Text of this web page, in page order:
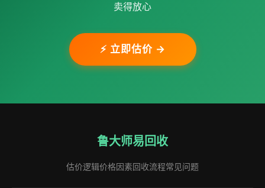
卖得放心
⚡ 立即估价 →
鲁大师易回收
估价逻辑价格因素回收流程常见问题